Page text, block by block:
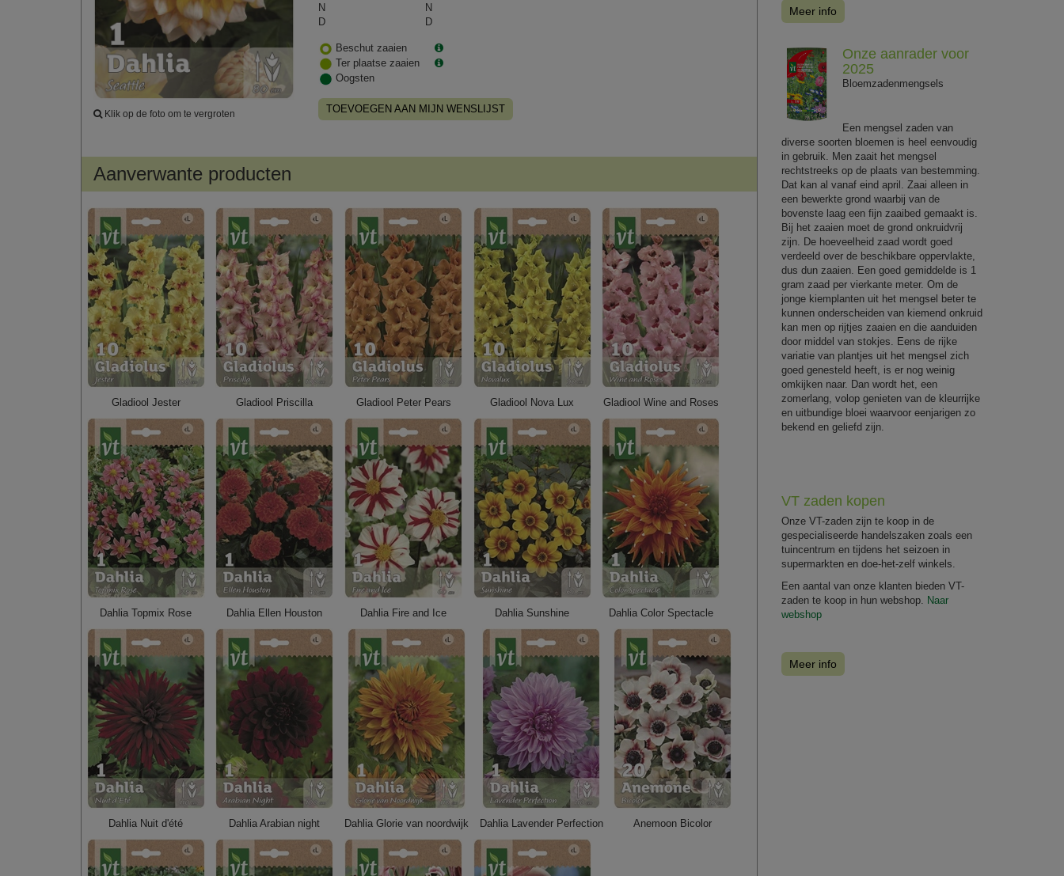
Klik op de foto om te vergroten
N
N
D
D
Beschut zaaien
Ter plaatse zaaien
Oogsten
TOEVOEGEN AAN MIJN WENSLIJST
Aanverwante producten
Gladiool Jester Gladiool Priscilla Gladiool Peter Pears Gladiool Nova Lux Gladiool Wine and Roses
Dahlia Topmix Rose Dahlia Ellen Houston Dahlia Fire and Ice Dahlia Sunshine Dahlia Color Spectacle
Dahlia Nuit d'été Dahlia Arabian night Dahlia Glorie van noordwijk Dahlia Lavender Perfection Anemoon Bicolor
Meer info
Onze aanrader voor
2025
Bloemzadenmengsels
Een mengsel zaden van
diverse soorten bloemen is heel eenvoudig
in gebruik. Men zaait het mengsel
rechtstreeks op de plaats van bestemming.
Dat kan al vanaf eind april. Zaai alleen in
een bewerkte grond waarbij van de
bovenste laag een fijn zaaibed gemaakt is.
Bij het zaaien moet de grond onkruidvrij
zijn. De hoeveelheid zaad wordt goed
verdeeld over de beschikbare oppervlakte,
dus dun zaaien. Een goed gemiddelde is 1
gram zaad per vierkante meter. Om de
jonge kiemplanten uit het mengsel beter te
kunnen onderscheiden van kiemend onkruid
kan men op rijtjes zaaien en die aanduiden
door middel van stokjes. Eens de rijke
variatie van plantjes uit het mengsel zich
goed genesteld heeft, is er nog weinig
omkijken naar. Dan wordt het, een
zomerlang, volop genieten van de kleurrijke
en uitbundige bloei waarvoor eenjarigen zo
bekend en geliefd zijn.
VT zaden kopen
Onze VT-zaden zijn te koop in de
gespecialiseerde handelszaken zoals een
tuincentrum en tijdens het seizoen in
supermarkten en doe-het-zelf winkels.
Een aantal van onze klanten bieden VT-
zaden te koop in hun webshop. Naar
webshop
Meer info